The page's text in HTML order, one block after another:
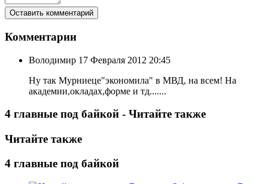
Комментарии
Володимир 17 Февраля 2012 20:45
Ну так Мурниеце"экономила" в МВД, на всем! На
академии,окладах,форме и тд.......
4 главные под байкой - Читайте также
Читайте также
4 главные под байкой